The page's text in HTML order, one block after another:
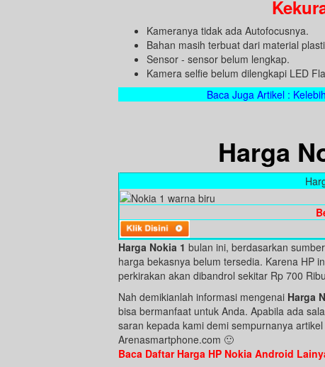
Kameranya tidak ada Autofocusnya.
Bahan masih terbuat dari material
Sensor - sensor belum lengkap.
Kamera selfie belum dilengkapi LED
Baca Juga Artikel :
Harga
Harga Nokia 1 bulan ini, berdasarkan
harga bekasnya belum tersedia. Karena HP
perkirakan akan dibandrol sekitar Rp 700
Nah demikianlah informasi mengenai Harga
bisa bermanfaat untuk Anda. Apabila ada
saran kepada kami demi sempurnanya
Arenasmartphone.com 🙂
Baca Daftar Harga HP Nokia Android